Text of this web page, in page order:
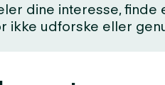
dine interesse,
ikke udforske eller